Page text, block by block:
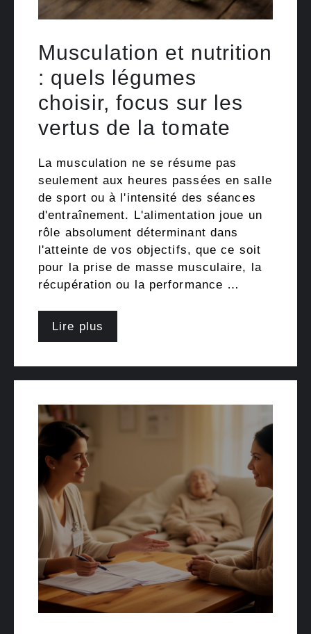
Musculation et nutrition
: quels légumes
choisir, focus sur les
vertus de la tomate
La musculation ne se résume pas
seulement aux heures passées en salle
de sport ou à l'intensité des séances
d'entraînement. L'alimentation joue un
rôle absolument déterminant dans
l'atteinte de vos objectifs, que ce soit
pour la prise de masse musculaire, la
récupération ou la performance …
Lire plus